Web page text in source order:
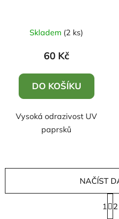
Skladem (2 ks)
60 Kč
DO KOŠÍKU
Vysoká odrazivost UV
paprsků
NAČÍST
S
t
r
1
2